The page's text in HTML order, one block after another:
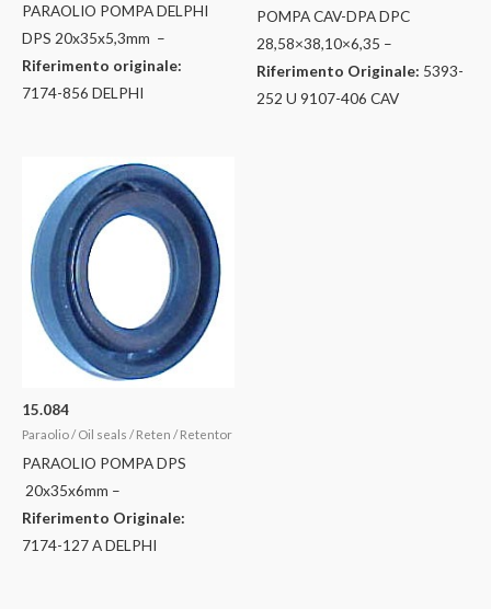
PARAOLIO POMPA DELPHI
DPS 20x35x5,3mm –
Riferimento originale:
7174-856 DELPHI
POMPA CAV-DPA DPC
28,58×38,10×6,35 –
Riferimento Originale: 5393-
252 U 9107-406 CAV
15.084
Paraolio / Oil seals / Reten / Retentor
PARAOLIO POMPA DPS
20x35x6mm –
Riferimento Originale:
7174-127 A DELPHI